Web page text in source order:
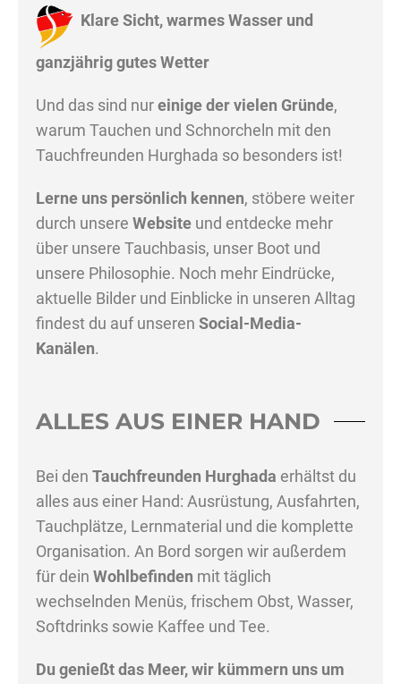
Klare Sicht, warmes Wasser und
ganzjährig gutes Wetter
Und das sind nureinige der vielen Gründe,
warum Tauchen und Schnorcheln mit den
Tauchfreunden Hurghada so besonders ist!
Lerne uns persönlich kennen, stöbere weiter
durch unsereWebsite und entdecke mehr
über unsere Tauchbasis, unser Boot und
unsere Philosophie. Noch mehr Eindrücke,
aktuelle Bilder und Einblicke in unseren Alltag
findest du auf unseren Social-Media-
Kanälen.
ALLES AUS EINER HAND
Bei denTauchfreunden Hurghada erhältst du
alles aus einer Hand: Ausrüstung, Ausfahrten,
Tauchplätze, Lernmaterial und die komplette
Organisation. An Bord sorgen wir außerdem
für deinWohlbefinden mit täglich
wechselnden Menüs, frischem Obst, Wasser,
Softdrinks sowie Kaffee und Tee.
Du genießt das Meer, wir kümmern uns um